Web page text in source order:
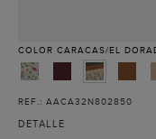
COLOR CARACAS/EL
REF.: AACA32N802850
DETALLE